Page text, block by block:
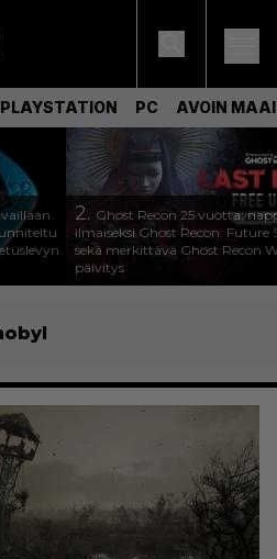
PLAYSTATION PC AVOIN
2. Ghost Recon 25 vuotta:
ilmaiseksi Ghost Recon: Future
sekä merkittävä Ghost Recon
päivitys